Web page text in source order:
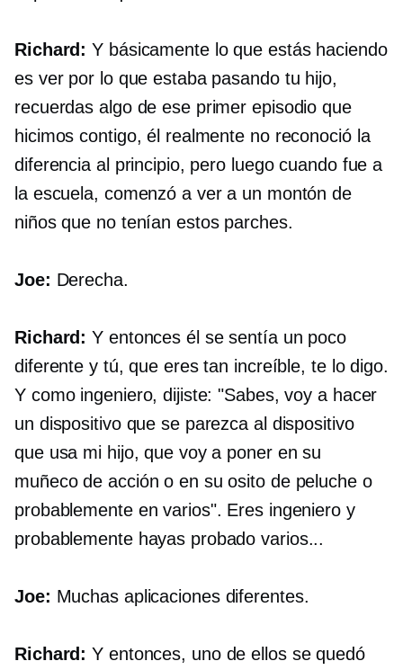
Richard: Y básicamente lo que estás haciendo
es ver por lo que estaba pasando tu hijo,
recuerdas algo de ese primer episodio que
hicimos contigo, él realmente no reconoció la
diferencia al principio, pero luego cuando fue a
la escuela, comenzó a ver a un montón de
niños que no tenían estos parches.
Joe: Derecha.
Richard: Y entonces él se sentía un poco
diferente y tú, que eres tan increíble, te lo digo.
Y como ingeniero, dijiste: "Sabes, voy a hacer
un dispositivo que se parezca al dispositivo
que usa mi hijo, que voy a poner en su
muñeco de acción o en su osito de peluche o
probablemente en varios". Eres ingeniero y
probablemente hayas probado varios...
Joe: Muchas aplicaciones diferentes.
Richard: Y entonces, uno de ellos se quedó